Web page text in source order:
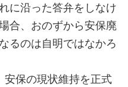
に沿った答弁をしなけ
合、おのずから安保廃
るのは自明ではなかろ
保の現状維持を正式